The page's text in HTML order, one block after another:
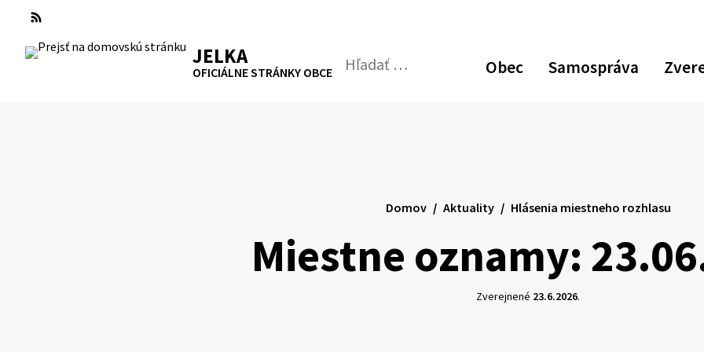
Preskočiť
na
obsah
RSS Mapa Tlačiť
JELKA
OFICIÁLNE STRÁNKY OBCE Obec Samospráva
Hľadať:
Odoslať
Miestne oznamy:
Domov Aktuality Hlásenia miestneho rozhlasu
Zverejnené 23.6.2026.